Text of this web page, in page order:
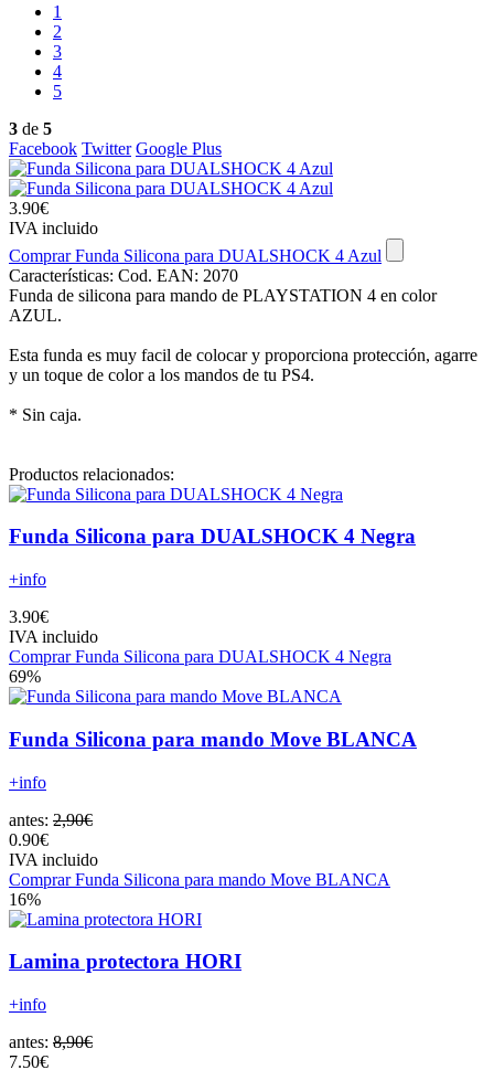
1
2
3
4
5
3 de 5
Facebook Twitter Google Plus
3.90€
IVA incluido
Comprar Funda Silicona para DUALSHOCK 4 Azul
Características: Cod. EAN: 2070
Funda de silicona para mando de PLAYSTATION 4 en color
AZUL.
Esta funda es muy facil de colocar y proporciona protección, agarre
y un toque de color a los mandos de tu PS4.
* Sin caja.
Productos relacionados:
Funda Silicona para DUALSHOCK 4 Negra
+info
3.90€
IVA incluido
Comprar Funda Silicona para DUALSHOCK 4 Negra
69%
Funda Silicona para mando Move BLANCA
+info
antes: 2,90€
0.90€
IVA incluido
Comprar Funda Silicona para mando Move BLANCA
16%
Lamina protectora HORI
+info
antes: 8,90€
7.50€